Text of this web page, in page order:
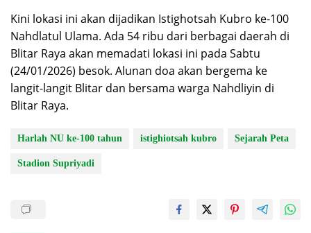
Kini lokasi ini akan dijadikan Istighotsah Kubro ke-100
Nahdlatul Ulama. Ada 54 ribu dari berbagai daerah di
Blitar Raya akan memadati lokasi ini pada Sabtu
(24/01/2026) besok. Alunan doa akan bergema ke
langit-langit Blitar dan bersama warga Nahdliyin di
Blitar Raya.
Harlah NU ke-100 tahun istighiotsah kubro Sejarah Peta
Stadion Supriyadi